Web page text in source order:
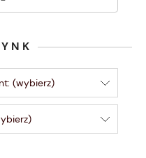
(wybierz)